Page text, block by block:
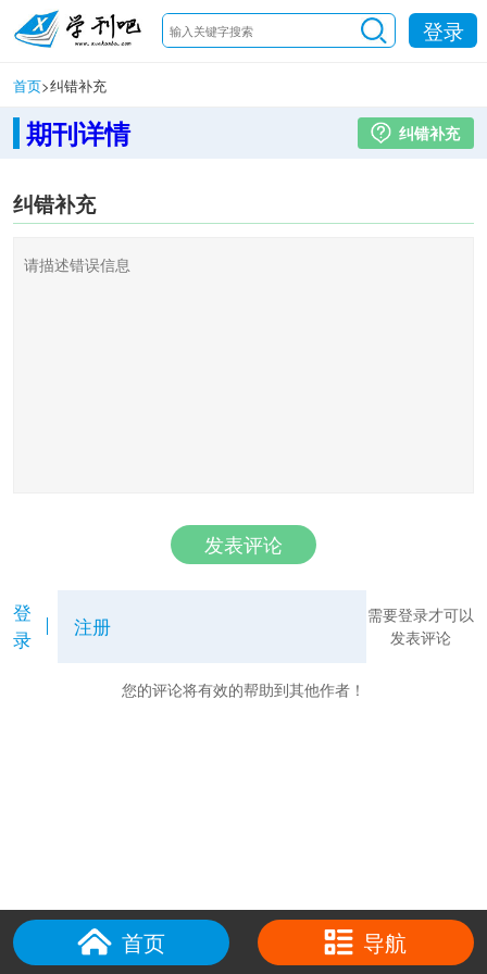
登录
首页>纠错补充
期刊详情 纠错补充
纠错补充
发表评论
登
录
注册
需要登录才可以
发表评论
您的评论将有效的帮助到其他作者！
首页 导航